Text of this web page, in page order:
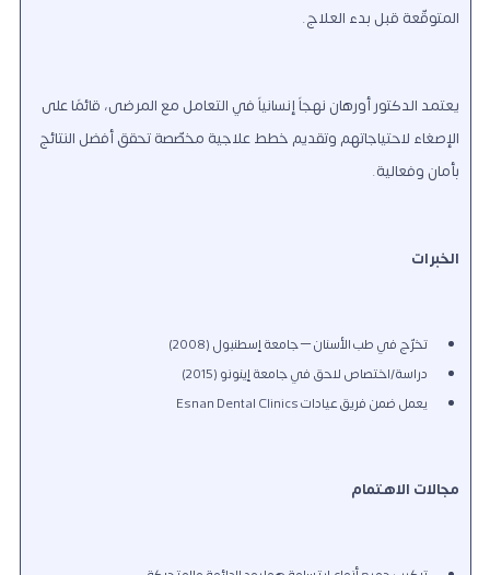
المتوقّعة قبل بدء العلاج.
يعتمد الدكتور أورهان نهجاً إنسانياً في التعامل مع المرضى، قائمًا على
الإصغاء لاحتياجاتهم وتقديم خطط علاجية مخصّصة تحقق أفضل النتائج
بأمان وفعالية.
الخبرات
تخرّج في طب الأسنان – جامعة إسطنبول (2008)
دراسة/اختصاص لاحق في جامعة إينونو (2015)
يعمل ضمن فريق عيادات Esnan Dental Clinics
مجالات الاهتمام